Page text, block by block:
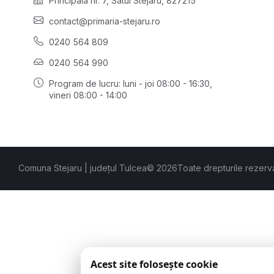
contact@primaria-stejaru.ro
0240 564 809
0240 564 990
Program de lucru: luni - joi 08:00 - 16:30,
vineri 08:00 - 14:00
Comuna Stejaru | județul Tulcea© 2026Toate drepturile
Acest site folosește cookie